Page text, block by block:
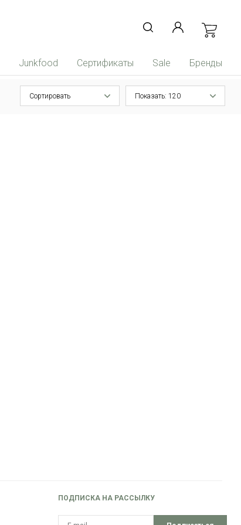
Junkfood Сертификаты Sale Бренды
Сортировать Показать: 120
ПОДПИСКА НА РАССЫЛКУ